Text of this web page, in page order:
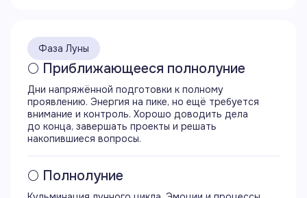
Продолжается 15 лунный день
Продолжается фаза приближающегося
полнолуния
Луна в знаке Козерога
Продолжается аспект трин (120°) Луны
с Венерой
Продолжается аспект трин (120°) Луны
с Ураном
Продолжается аспект секстиль (60°) Луны
с Плутоном
Фаза Луны
🌕 Приближающееся полнолуние
Дни напряжённой подготовки к полному
проявлению. Энергия на пике, но ещё требуется
внимание и контроль. Хорошо доводить дела
до конца, завершать проекты и решать
накопившиеся вопросы.
🌕 Полнолуние